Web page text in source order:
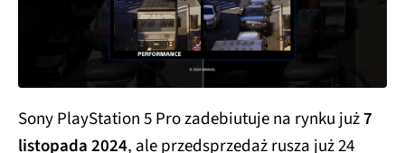
Sony PlayStation 5 Pro zadebiutuje na rynku już7
listopada 2024, ale przedsprzedaż rusza już 24